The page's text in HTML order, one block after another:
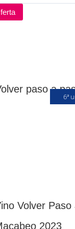
6ª
Volver
2023